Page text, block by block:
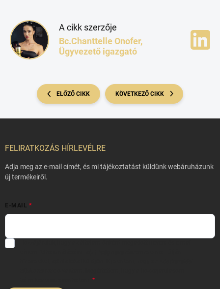
A cikk szerzője
Bc.Chanttelle Onofer,
Ügyvezető igazgató
ELŐZŐ CIKK KÖVETKEZŐ CIKK
FELIRATKOZÁS HÍRLEVÉLRE
Adja meg az e-mail címét, és mi tájékoztatást küldünk webáruházunk
új termékeiről.
E-MAIL